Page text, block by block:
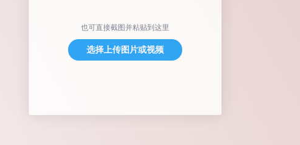
也可直接截图并粘贴到这里
选择上传图片或视频